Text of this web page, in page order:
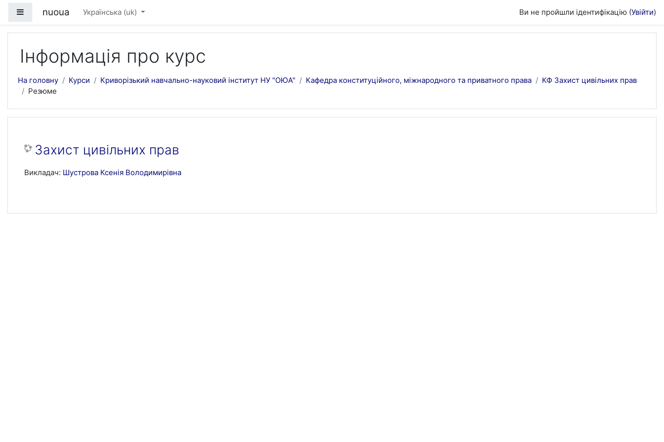
Бокова панель
nuoua Українська ‎(uk)‎ Ви не пройшли ідентифікацію (Увійти)
Інформація про курс
На головну Курси Криворізький навчально-науковий інститут НУ "ОЮА" Кафедра конституційного, міжнародного та приватного права
КФ Захист цивільних прав
Резюме
Захист цивільних прав
Викладач: Шустрова Ксенія Володимирівна